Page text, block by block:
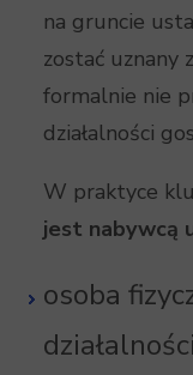
na gruncie
zostać uznany
formalnie nie
działalności
W praktyce
jest nabywcą
osoba